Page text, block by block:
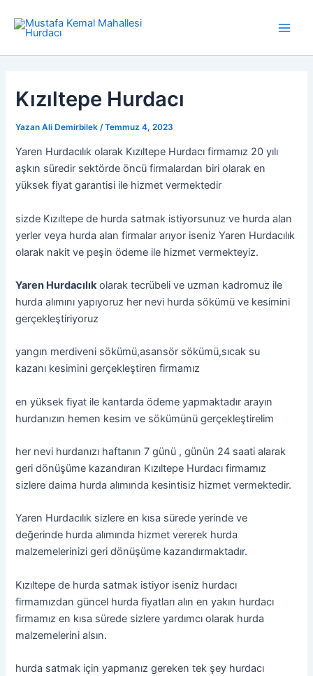
atla
Kızıltepe Hurdacı
Yazan Ali Demirbilek /Temmuz 4, 2023
Yaren Hurdacılık olarak Kızıltepe Hurdacı firmamız 20 yılı
aşkın süredir sektörde öncü firmalardan biri olarak en
yüksek fiyat garantisi ile hizmet vermektedir
sizde Kızıltepe de hurda satmak istiyorsunuz ve hurda alan
yerler veya hurda alan firmalar arıyor iseniz Yaren Hurdacılık
olarak nakit ve peşin ödeme ile hizmet vermekteyiz.
Yaren Hurdacılıkolarak tecrübeli ve uzman kadromuz ile
hurda alımını yapıyoruz her nevi hurda sökümü ve kesimini
gerçekleştiriyoruz
yangın merdiveni sökümü,asansör sökümü,sıcak su
kazanı kesimini gerçekleştiren firmamız
en yüksek fiyat ile kantarda ödeme yapmaktadır arayın
hurdanızın hemen kesim ve sökümünü gerçekleştirelim
her nevi hurdanızı haftanın 7 günü , günün 24 saati alarak
geri dönüşüme kazandıran Kızıltepe Hurdacı firmamız
sizlere daima hurda alımında kesintisiz hizmet vermektedir.
Yaren Hurdacılık sizlere en kısa sürede yerinde ve
değerinde hurda alımında hizmet vererek hurda
malzemelerinizi geri dönüşüme kazandırmaktadır.
Kızıltepe de hurda satmak istiyor iseniz hurdacı
firmamızdan güncel hurda fiyatları alın en yakın hurdacı
firmamız en kısa sürede sizlere yardımcı olarak hurda
malzemelerini alsın.
hurda satmak için yapmanız gereken tek şey hurdacı